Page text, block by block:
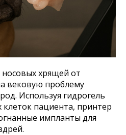
носовых хрящей от
вековую проблему
Используя гидрогель
клеток пациента, принтер
импланты для